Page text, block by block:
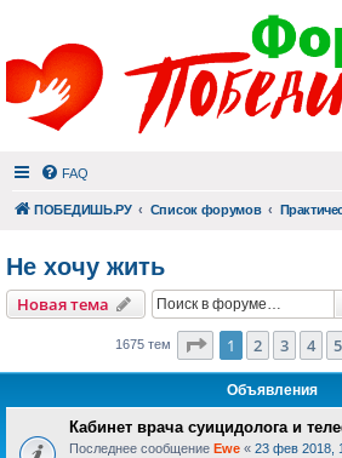
FAQ
ПОБЕДИШЬ.РУ Список форумов
Не хочу жить
Новая тема
1675 тем Страница из 67
1 2 3 4 5
Объявления
Кабинет врача суицидолога и
Последнее сообщение Ewe « 23 фев 2018,